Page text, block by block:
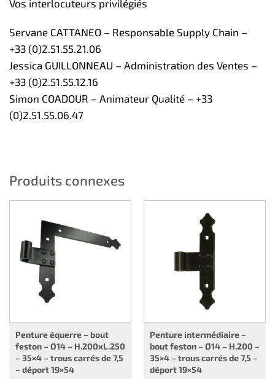
Vos interlocuteurs privilégiés
Servane CATTANEO – Responsable Supply Chain –
+33 (0)2.51.55.21.06
Jessica GUILLONNEAU – Administration des Ventes –
+33 (0)2.51.55.12.16
Simon COADOUR – Animateur Qualité – +33
(0)2.51.55.06.47
Produits connexes
Penture équerre – bout
feston – Ø14 – H.200xL.250
– 35×4 – trous carrés de 7,5
– déport 19×54
Penture intermédiaire –
bout feston – Ø14 – H.200 –
35×4 – trous carrés de 7,5 –
déport 19×54